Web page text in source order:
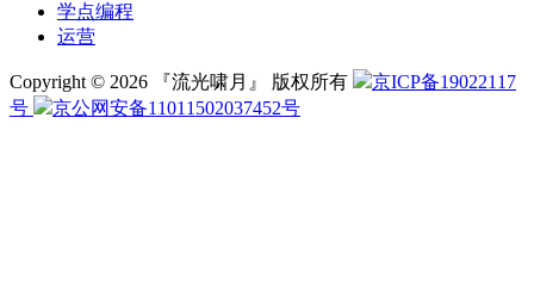
学点编程
运营
Copyright © 2026 『流光啸月』 版权所有
京ICP备19022117
号
京公网安备11011502037452号